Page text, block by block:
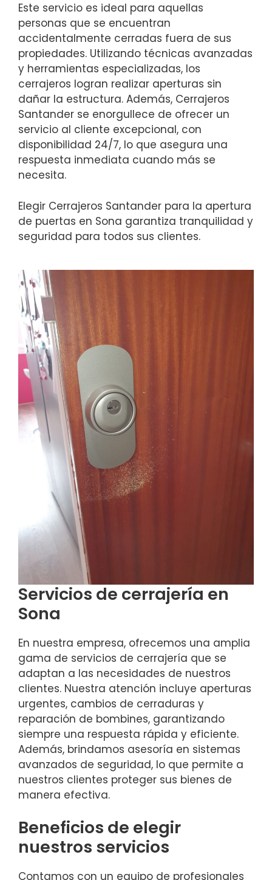
Este servicio es ideal para aquellas
personas que se encuentran
accidentalmente cerradas fuera de sus
propiedades. Utilizando técnicas avanzadas
y herramientas especializadas, los
cerrajeros logran realizar aperturas sin
dañar la estructura. Además, Cerrajeros
Santander se enorgullece de ofrecer un
servicio al cliente excepcional, con
disponibilidad 24/7, lo que asegura una
respuesta inmediata cuando más se
necesita.
Elegir Cerrajeros Santander para la apertura
de puertas en Sona garantiza tranquilidad y
seguridad para todos sus clientes.
Servicios de cerrajería en
Sona
En nuestra empresa, ofrecemos una amplia
gama de servicios de cerrajería que se
adaptan a las necesidades de nuestros
clientes. Nuestra atención incluye aperturas
urgentes, cambios de cerraduras y
reparación de bombines, garantizando
siempre una respuesta rápida y eficiente.
Además, brindamos asesoría en sistemas
avanzados de seguridad, lo que permite a
nuestros clientes proteger sus bienes de
manera efectiva.
Beneficios de elegir
nuestros servicios
Contamos con un equipo de profesionales